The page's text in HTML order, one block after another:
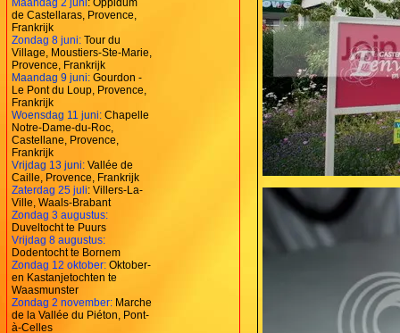
de Castellaras, Provence,
Frankrijk
Zondag 8 juni: Tour du
Village, Moustiers-Ste-Marie,
Provence, Frankrijk
Maandag 9 juni: Gourdon -
Le Pont du Loup, Provence,
Frankrijk
Woensdag 11 juni: Chapelle
Notre-Dame-du-Roc,
Castellane, Provence,
Frankrijk
Vrijdag 13 juni: Vallée de
Caille, Provence, Frankrijk
Zaterdag 25 juli: Villers-La-
Ville, Waals-Brabant
Zondag 3 augustus:
Duveltocht te Puurs
Vrijdag 8 augustus:
Dodentocht te Bornem
Zondag 12 oktober: Oktober-
en Kastanjetochten te
Waasmunster
Zondag 2 november: Marche
de la Vallée du Piéton, Pont-
à-Celles